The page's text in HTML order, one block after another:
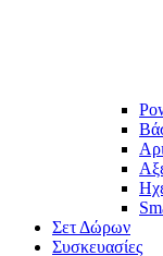
Σετ Δώρων
Συσκευασίες